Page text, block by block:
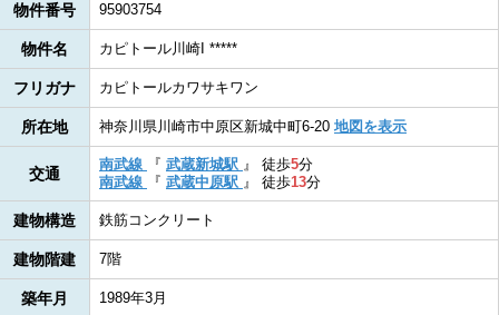
物件番号 95903754
物件名 カピトール川崎I *****
フリガナ カピトールカワサキワン
所在地 神奈川県川崎市中原区新城中町6-20 地図を表示
交通
南武線 『 武蔵新城駅 』 徒歩5分
南武線
『 武蔵中原駅 』 徒歩13分
建物構造 鉄筋コンクリート
建物階建 7階
築年月 1989年3月